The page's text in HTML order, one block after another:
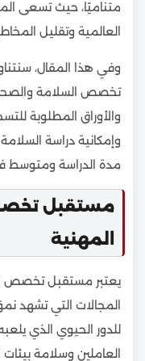
متناميًا، حيث تسعى
العالمية وتقليل
وفي هذا المقال،
تخصص السلامة والصحة
والأوراق المطلوبة
وإمكانية دراسة
مدة الدراسة ومتوسط
مستقبل
المهنية
يعتبر مستقبل تخصص
المجالات التي تشهد
للدور الحيوي الذي
العاملين وسلامة